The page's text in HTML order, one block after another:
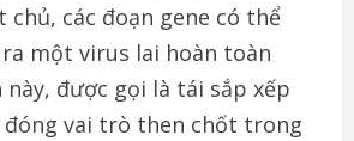
chủ, các đoạn gene có thể
một virus lai hoàn toàn
được gọi là tái sắp xếp
đóng vai trò then chốt trong